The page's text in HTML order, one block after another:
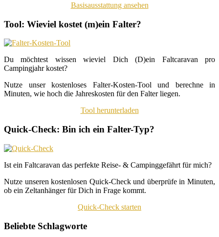
Basisausstattung ansehen
Tool: Wieviel kostet (m)ein Falter?
Du möchtest wissen wieviel Dich (D)ein Faltcaravan pro
Campingjahr kostet?
Nutze unser kostenloses Falter-Kosten-Tool und berechne in
Minuten, wie hoch die Jahreskosten für den Falter liegen.
Tool herunterladen
Quick-Check: Bin ich ein Falter-Typ?
Ist ein Faltcaravan das perfekte Reise- & Campinggefährt für mich?
Nutze unseren kostenlosen Quick-Check und überprüfe in Minuten,
ob ein Zeltanhänger für Dich in Frage kommt.
Quick-Check starten
Beliebte Schlagworte